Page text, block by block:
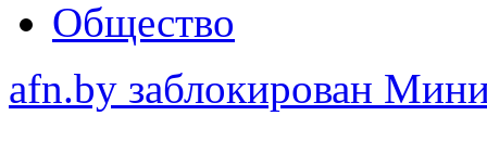
Общество
afn.by заблокирован